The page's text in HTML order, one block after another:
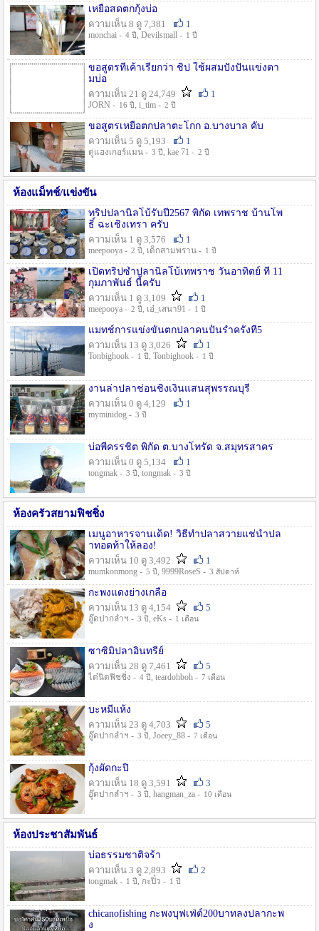
เหยื่อสดตกกุ้งบ่อ
ความเห็น 8 ดู 7,381
1
monchai - 4 ปี , Devilsmall - 1 ปี
ขอสูตรที่เค้าเรียกว่า ชิป ใช้ผสมปังปั่นแข่งตา
มบ่อ
ความเห็น 21 ดู 24,749
1
JORN - 16 ปี , i_tim - 2 ปี
ขอสูตรเหยื่อตกปลาตะโกก อ.บางบาล คับ
ความเห็น 5 ดู 5,193
1
ตู่แฮงเกอร์แมน - 3 ปี , kae 71 - 2 ปี
ห้องแม็ทช์/แข่งขัน
ทริปปลานิลโบ้รับปี2567 พิกัด เทพราช บ้านโพ
ธิ์ ฉะเชิงเทรา ครับ
ความเห็น 1 ดู 3,576
1
meepooya - 2 ปี , เด็กสามพราน - 1 ปี
เปิดทริปซ้ำปลานิลโบ้เทพราช วันอาทิตย์ ที่ 11
กุมภาพันธ์ นี้ครับ
ความเห็น 1 ดู 3,109
1
meepooya - 2 ปี , เอ๋_เสนา91 - 1 ปี
แมทช์การแข่งขั้นตกปลาคนปั้นรำครั้งที่5
ความเห็น 13 ดู 3,026
1
Tonbighook - 1 ปี , Tonbighook - 1 ปี
งานล่าปลาช่อนชิงเงินแสนสุพรรณบุรี
ความเห็น 0 ดู 4,129
1
myminidog - 3 ปี
บ่อพี่ครรชิต พิกัด ต.บางโทรัด จ.สมุทรสาคร
ความเห็น 0 ดู 5,134
1
tongmak - 3 ปี , tongmak - 3 ปี
ห้องครัวสยามฟิชชิ่ง
เมนูอาหารจานเด็ด! วิธีทำปลาสวายแช่น้ำปล
าทอดท้าให้ลอง!
ความเห็น 10 ดู 3,492
1
mumkonmong - 5 ปี , 9999RoseS - 3 สัปดาห์
กะพงแดงย่างเกลือ
ความเห็น 13 ดู 4,154
5
อู๊ดปากลำฯ - 3 ปี , eKs - 1 เดือน
ซาซิมิปลาอินทรีย์
ความเห็น 28 ดู 7,461
5
ไต๋นิตฟิชชิ่ง - 4 ปี , teardohboh - 7 เดือน
บะหมี่แห้ง
ความเห็น 23 ดู 4,703
5
อู๊ดปากลำฯ - 3 ปี , Joeey_88 - 7 เดือน
กุ้งผัดกะปิ
ความเห็น 18 ดู 3,591
3
อู๊ดปากลำฯ - 3 ปี , hangman_za - 10 เดือน
ห้องประชาสัมพันธ์
บ่อธรรมชาติจร้า
ความเห็น 3 ดู 2,893
2
tongmak - 1 ปี , กะปิ๋ว - 1 ปี
chicanofishing กะพงบุฟเฟ่ต์200บาทลงปลากะพ
ง